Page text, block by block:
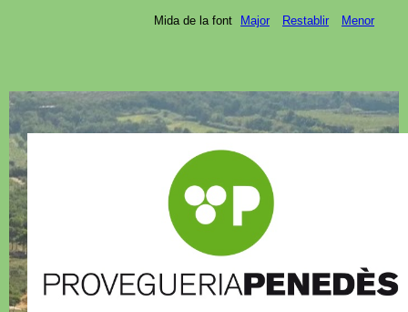
Mida de la font Major Restablir Menor